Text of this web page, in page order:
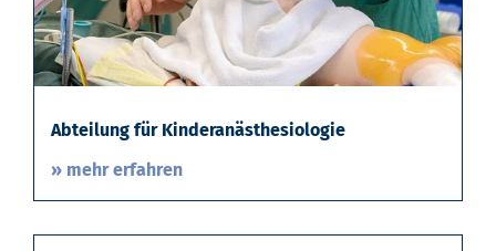
Abteilung für Kinderanästhesiologie
» mehr erfahren